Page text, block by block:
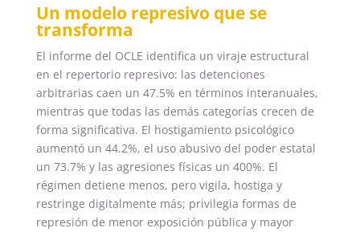
Un modelo represivo que se
transforma
El informe del OCLE identifica un viraje estructural
en el repertorio represivo: las detenciones
arbitrarias caen un 47.5% en términos interanuales,
mientras que todas las demás categorías crecen de
forma significativa. El hostigamiento psicológico
aumentó un 44.2%, el uso abusivo del poder estatal
un 73.7% y las agresiones físicas un 400%. El
régimen detiene menos, pero vigila, hostiga y
restringe digitalmente más; privilegia formas de
represión de menor exposición pública y mayor